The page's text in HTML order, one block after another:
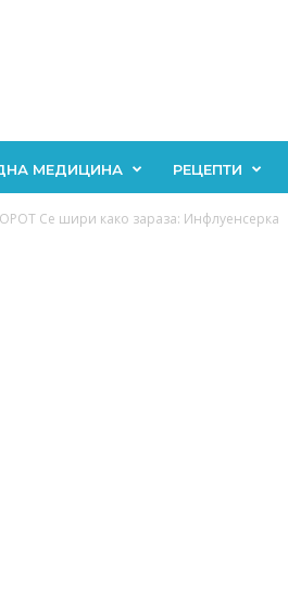
МЕДИЦИНА РЕЦЕПТИ
Се шири како зараза: Инфлуенсерка